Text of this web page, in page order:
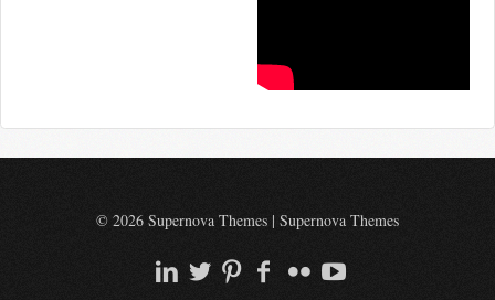
© 2026 Supernova Themes | Supernova Themes